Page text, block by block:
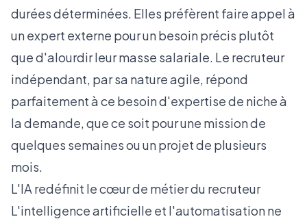
durées déterminées. Elles préfèrent faire appel à
un expert externe pour un besoin précis plutôt
que d'alourdir leur masse salariale. Le recruteur
indépendant, par sa nature agile, répond
parfaitement à ce besoin d'expertise de niche à
la demande, que ce soit pour une mission de
quelques semaines ou un projet de plusieurs
mois.
L'IA redéfinit le cœur de métier du recruteur
L'intelligence artificielle et l'automatisation ne